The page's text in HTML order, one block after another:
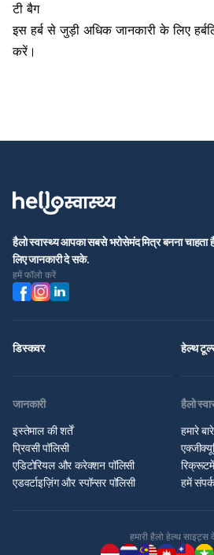
टी बैग
इस हर्ब से जुड़ी अधिक जानकारी के लिए
करें।
हैलो स्वास्थ्य आपका सबसे भरोसेमंद मित्र बनना चाहता
लिए जानकारी दे सके.
हमें फॉलो करें
डिस्कवर हेल्थ
जानकारी
इस्तेमाल की शर्तें
प्रिवसी पॉलिसी
एडिटोरियल और करेक्शन पॉलिसी
एडवर्टाइज़िंग और स्पॉन्सर पॉलिसी
हैलो
हमारे
हमें
हमारी हैलो हेल्थ साइट्स